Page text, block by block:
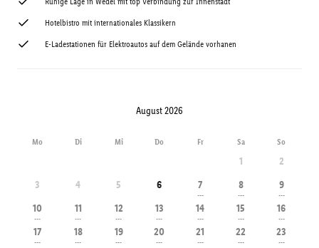
Hotelbistro mit internationales Klassikern
E-Ladestationen für Elektroautos auf dem Gelände vorhanen
August 2026
Mo Di Mi Do Fr Sa So
1
2
3
4 5 6 7
---
8
---
9
---
10
---
11
---
12
---
13
---
14
---
15
---
16
---
17
---
18
---
19
---
20
---
21
---
22
---
23
---